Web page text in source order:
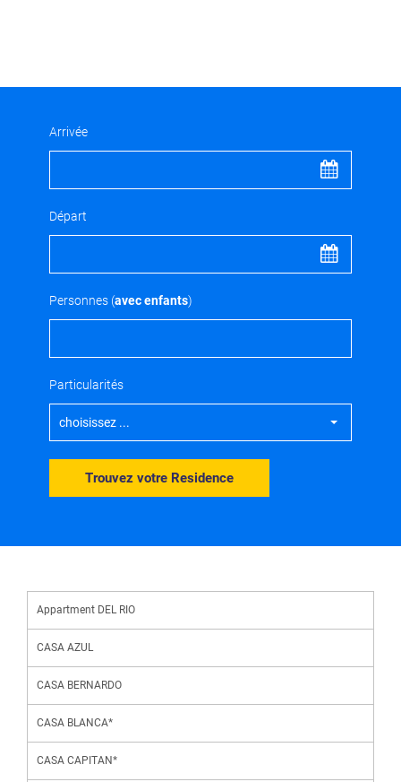
Arrivée
Départ
Personnes (avec enfants)
Particularités
choisissez ...
Trouvez votre Residence
Appartment DEL RIO
CASA AZUL
CASA BERNARDO
CASA BLANCA*
CASA CAPITAN*